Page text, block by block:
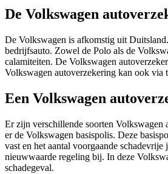
De Volkswagen
De Volkswagen is afkomstig uit
bedrijfsauto. Zowel de Polo als de
calamiteiten. De Volkswagen
Volkswagen autoverzekering kan ook via
Een Volkswagen
Er zijn verschillende soorten Volkswagen
er de Volkswagen basispolis. Deze
vast en het aantal voorgaande
nieuwwaarde regeling bij. In deze
schadegeval.